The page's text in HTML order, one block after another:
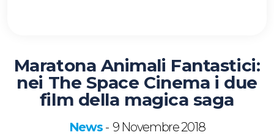
Maratona Animali Fantastici:
nei The Space Cinema i due
film della magica saga
News - 9 Novembre 2018